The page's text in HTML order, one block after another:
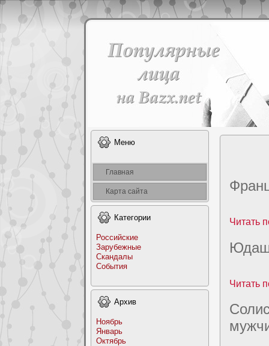
Меню
Главная
Карта сайта
Категоpии
Российские
Заpyбежные
Скандалы
События
Архив
Ноябрь
Январь
Октябрь
Читать
Читать